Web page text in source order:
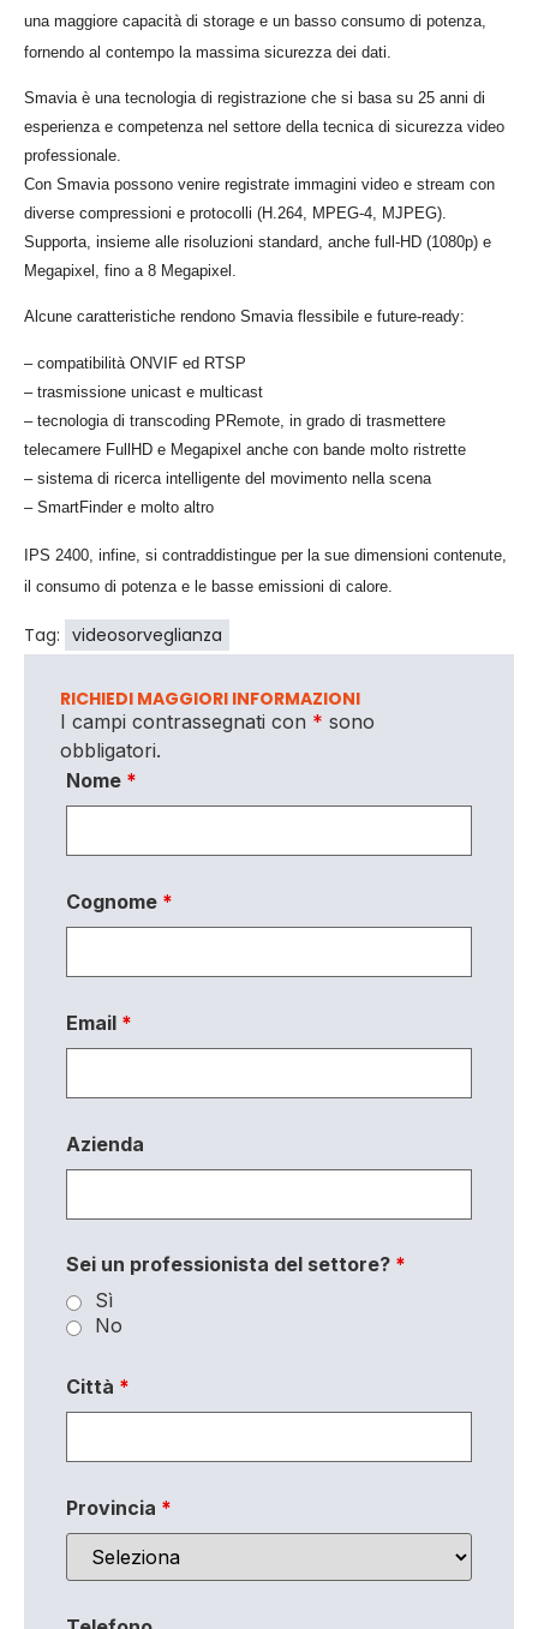
una maggiore capacità di storage e un basso consumo di potenza,
fornendo al contempo la massima sicurezza dei dati.
Smavia è una tecnologia di registrazione che si basa su 25 anni di
esperienza e competenza nel settore della tecnica di sicurezza video
professionale.
Con Smavia possono venire registrate immagini video e stream con
diverse compressioni e protocolli (H.264, MPEG-4, MJPEG).
Supporta, insieme alle risoluzioni standard, anche full-HD (1080p) e
Megapixel, fino a 8 Megapixel.
Alcune caratteristiche rendono Smavia flessibile e future-ready:
– compatibilità ONVIF ed RTSP
– trasmissione unicast e multicast
– tecnologia di transcoding PRemote, in grado di trasmettere
telecamere FullHD e Megapixel anche con bande molto ristrette
– sistema di ricerca intelligente del movimento nella scena
– SmartFinder e molto altro
IPS 2400, infine, si contraddistingue per la sue dimensioni contenute,
il consumo di potenza e le basse emissioni di calore.
Tag: videosorveglianza
RICHIEDI MAGGIORI INFORMAZIONI
I campi contrassegnati con * sono
obbligatori.
Nome *
Cognome *
Email *
Azienda
Sei un professionista del settore? *
Sì
No
Città *
Provincia *